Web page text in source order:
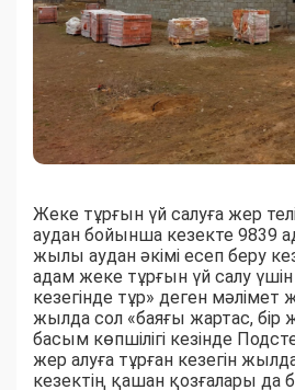
Жеке тұрғын үй салуға жер
аудан бойынша кезекте 9839
жылы аудан әкімі есеп беру
адам жеке тұрғын үй салу үшін
кезегінде тұр» деген
жылда сол «баяғы жартас, бір
басым көпшілігі кезінде
жер алуға тұрған кезегін
кезектің қашан қозғалары да